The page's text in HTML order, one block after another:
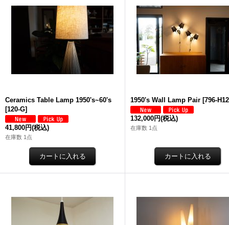
Ceramics Table Lamp 1950's~60's
[120-G]
41,800円(税込)
在庫数 1点
1950's Wall Lamp Pair [796-H12
132,000円(税込)
在庫数 1点